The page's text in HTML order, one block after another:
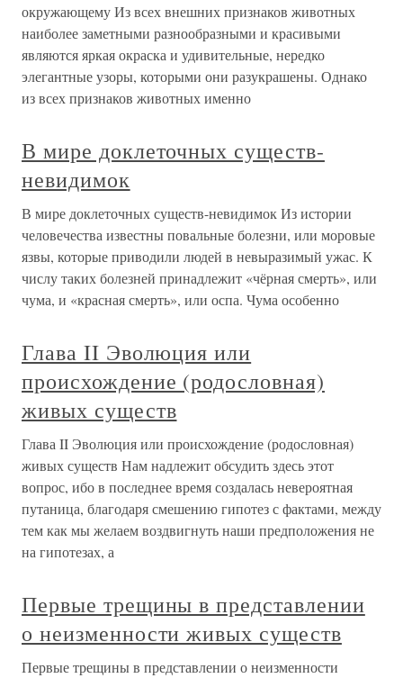
окружающему Из всех внешних признаков животных
наиболее заметными разнообразными и красивыми
являются яркая окраска и удивительные, нередко
элегантные узоры, которыми они разукрашены. Однако
из всех признаков животных именно
В мире доклеточных существ-
невидимок
В мире доклеточных существ-невидимок Из истории
человечества известны повальные болезни, или моровые
язвы, которые приводили людей в невыразимый ужас. К
числу таких болезней принадлежит «чёрная смерть», или
чума, и «красная смерть», или оспа. Чума особенно
Глава II Эволюция или
происхождение (родословная)
живых существ
Глава II Эволюция или происхождение (родословная)
живых существ Нам надлежит обсудить здесь этот
вопрос, ибо в последнее время создалась невероятная
путаница, благодаря смешению гипотез с фактами, между
тем как мы желаем воздвигнуть наши предположения не
на гипотезах, а
Первые трещины в представлении
о неизменности живых существ
Первые трещины в представлении о неизменности